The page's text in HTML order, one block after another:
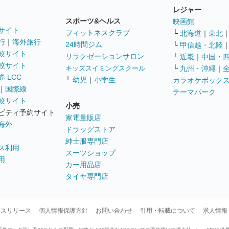
イト
｜ 海外旅行
サイト
サイト
LCC
国際線
サイト
ティ予約サイト
外
利用
スポーツ&ヘルス
フィットネスクラブ
24時間ジム
リラクゼーションサロン
キッズスイミングスクール
└ 幼児 ｜ 小学生
小売
家電量販店
ドラッグストア
紳士服専門店
スーツショップ
カー用品店
タイヤ専門店
レジャー
映画館
└ 北海道 ｜ 東北
└ 甲信越・北陸
└ 近畿 ｜ 中国・
└ 九州・沖縄 ｜
カラオケボック
テーマパーク
リリース 個人情報保護方針 お問い合わせ 引用・転載について 求人情報